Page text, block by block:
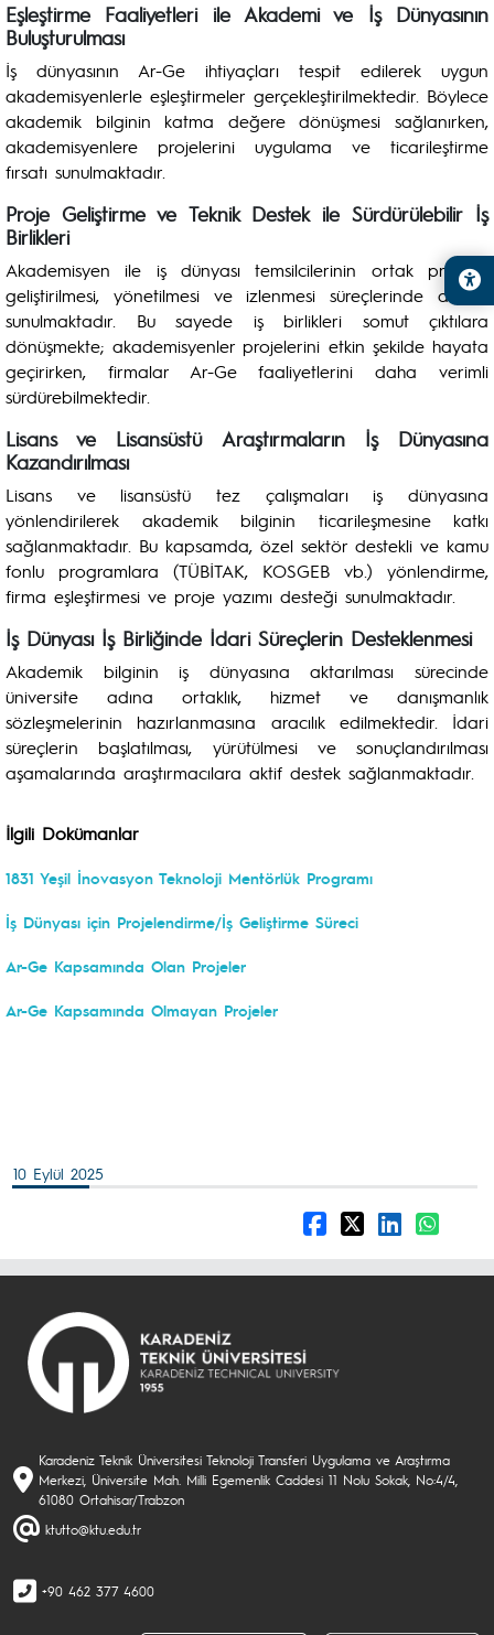
Eşleştirme Faaliyetleri ile Akademi ve İş Dünyasının
Buluşturulması
İş dünyasının Ar-Ge ihtiyaçları tespit edilerek uygun
akademisyenlerle eşleştirmeler gerçekleştirilmektedir. Böylece
akademik bilginin katma değere dönüşmesi sağlanırken,
akademisyenlere projelerini uygulama ve ticarileştirme
fırsatı sunulmaktadır.
Proje Geliştirme ve Teknik Destek ile Sürdürülebilir İş
Birlikleri
Akademisyen ile iş dünyası temsilcilerinin ortak projeler
geliştirilmesi, yönetilmesi ve izlenmesi süreçlerinde destek
sunulmaktadır. Bu sayede iş birlikleri somut çıktılara
dönüşmekte; akademisyenler projelerini etkin şekilde hayata
geçirirken, firmalar Ar-Ge faaliyetlerini daha verimli
sürdürebilmektedir.
Lisans ve Lisansüstü Araştırmaların İş Dünyasına
Kazandırılması
Lisans ve lisansüstü tez çalışmaları iş dünyasına
yönlendirilerek akademik bilginin ticarileşmesine katkı
sağlanmaktadır. Bu kapsamda, özel sektör destekli ve kamu
fonlu programlara (TÜBİTAK, KOSGEB vb.) yönlendirme,
firma eşleştirmesi ve proje yazımı desteği sunulmaktadır.
İş Dünyası İş Birliğinde İdari Süreçlerin Desteklenmesi
Akademik bilginin iş dünyasına aktarılması sürecinde
üniversite adına ortaklık, hizmet ve danışmanlık
sözleşmelerinin hazırlanmasına aracılık edilmektedir. İdari
süreçlerin başlatılması, yürütülmesi ve sonuçlandırılması
aşamalarında araştırmacılara aktif destek sağlanmaktadır.
İlgili Dokümanlar
1831 Yeşil İnovasyon Teknoloji Mentörlük Programı
İş Dünyası için Projelendirme/İş Geliştirme Süreci
Ar-Ge Kapsamında Olan Projeler
Ar-Ge Kapsamında Olmayan Projeler
10 Eylül 2025
Karadeniz Teknik Üniversitesi Teknoloji Transferi Uygulama ve Araştırma
Merkezi, Üniversite Mah. Milli Egemenlik Caddesi 11 Nolu Sokak, No:4/4,
61080 Ortahisar/Trabzon
ktutto@ktu.edu.tr
+90 462 377 4600